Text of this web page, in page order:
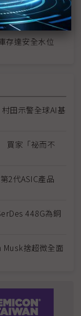
動盪「斷料」
存達安全水位
田示警全球AI基
買家「祕而不
2代ASIC產品
448G為銅
捨超微全面